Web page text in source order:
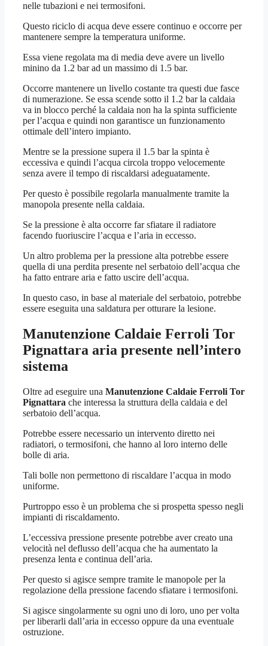
nelle tubazioni e nei termosifoni.
Questo riciclo di acqua deve essere continuo e occorre per
mantenere sempre la temperatura uniforme.
Essa viene regolata ma di media deve avere un livello
minino da 1.2 bar ad un massimo di 1.5 bar.
Occorre mantenere un livello costante tra questi due fasce
di numerazione. Se essa scende sotto il 1.2 bar la caldaia
va in blocco perché la caldaia non ha la spinta sufficiente
per l’acqua e quindi non garantisce un funzionamento
ottimale dell’intero impianto.
Mentre se la pressione supera il 1.5 bar la spinta è
eccessiva e quindi l’acqua circola troppo velocemente
senza avere il tempo di riscaldarsi adeguatamente.
Per questo è possibile regolarla manualmente tramite la
manopola presente nella caldaia.
Se la pressione è alta occorre far sfiatare il radiatore
facendo fuoriuscire l’acqua e l’aria in eccesso.
Un altro problema per la pressione alta potrebbe essere
quella di una perdita presente nel serbatoio dell’acqua che
ha fatto entrare aria e fatto uscire dell’acqua.
In questo caso, in base al materiale del serbatoio, potrebbe
essere eseguita una saldatura per otturare la lesione.
Manutenzione Caldaie Ferroli Tor
Pignattara aria presente nell’intero
sistema
Oltre ad eseguire una Manutenzione Caldaie Ferroli Tor
Pignattara che interessa la struttura della caldaia e del
serbatoio dell’acqua.
Potrebbe essere necessario un intervento diretto nei
radiatori, o termosifoni, che hanno al loro interno delle
bolle di aria.
Tali bolle non permettono di riscaldare l’acqua in modo
uniforme.
Purtroppo esso è un problema che si prospetta spesso negli
impianti di riscaldamento.
L’eccessiva pressione presente potrebbe aver creato una
velocità nel deflusso dell’acqua che ha aumentato la
presenza lenta e continua dell’aria.
Per questo si agisce sempre tramite le manopole per la
regolazione della pressione facendo sfiatare i termosifoni.
Si agisce singolarmente su ogni uno di loro, uno per volta
per liberarli dall’aria in eccesso oppure da una eventuale
ostruzione.